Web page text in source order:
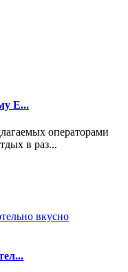
Е...
операторами
в раз...